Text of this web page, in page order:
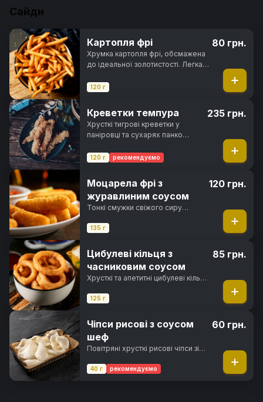
Сайди
Картопля фрі
Хрумка картопля фрі, обсмажена
до ідеальної золотистості. Легка,
120 г
80 грн.
Креветки темпура
Хрусткі тигрові креветки у
паніровці та сухарях панко
золотистої скоринки
120 г рекомендуємо
235 грн.
Моцарела фрі з
журавлиним соусом
Тонкі смужки свіжого сиру
панко до хрусткої скоринки з
всередині
135 г
120 грн.
Цибулеві кільця з
часниковим соусом
Хрусткі та апетитні цибулеві кільця
часниковим соусом
125 г
85 грн.
Чіпси рисові з соусом
шеф
Повітряні хрусткі рисові чіпси зі
40 г рекомендуємо
60 грн.